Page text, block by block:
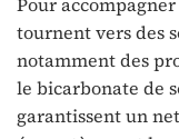
tournent vers des
notamment des
le bicarbonate de
garantissent un